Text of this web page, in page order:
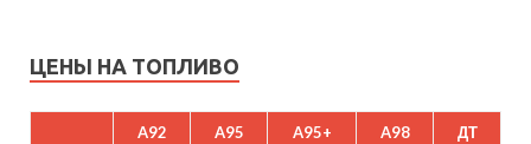
ЦЕНЫ НА ТОПЛИВО
A92 A95 A95+ A98 ДТ